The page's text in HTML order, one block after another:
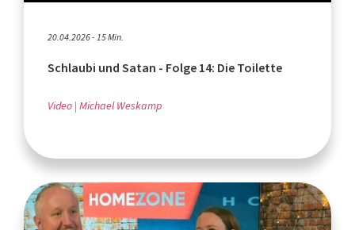
20.04.2026 - 15 Min.
Schlaubi und Satan - Folge 14: Die Toilette
Video Michael Weskamp